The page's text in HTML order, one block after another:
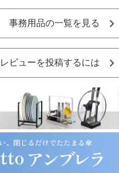
事務用品の一覧を見る
ビューを投稿するには